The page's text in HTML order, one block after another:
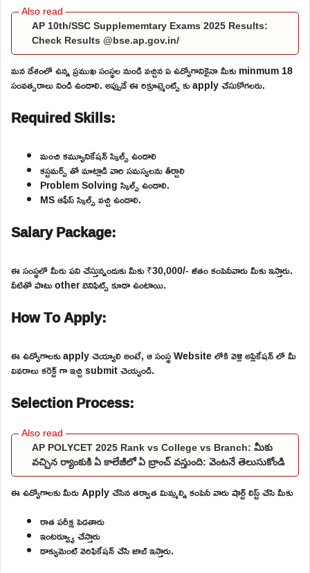
AP 10th/SSC Supplememtary Exams 2025 Results:
Check Results @bse.ap.gov.in/
మన దేశంలో ఉన్న ప్రముఖ సంస్థల నుండి వచ్చిన ఏ ఉద్యోగానికైనా మీకు minmum 18
సంవత్సరాలు నిండి ఉండాలి. అప్పుడే ఈ రిక్రూట్మెంట్స్ కు apply చేసుకోగలరు.
Required Skills:
మంచి కమ్యూనికేషన్ స్కిల్స్ ఉండాలి
కస్టమర్స్ తో మాట్లాడి వారి సమస్యలను తీర్చాలి
Problem Solving స్కిల్స్ ఉండాలి.
MS ఆఫీస్ స్కిల్స్ వచ్చి ఉండాలి.
Salary Package:
ఈ సంస్థలో మీరు పని చేస్తున్నందుకు మీకు ₹30,000/- జీతం కంపెనీవారు మీకు ఇస్తారు.
వీటితో పాటు other బెనిఫిట్స్ కూడా ఉంటాయి.
How To Apply:
ఈ ఉద్యోగాలకు apply చెయ్యాలి అంటే, ఆ సంస్థ Website లోకి వెళ్లి అప్లికేషన్ లో మీ
వివరాలు కరెక్ట్ గా ఇచ్చి submit చెయ్యండి.
Selection Process:
AP POLYCET 2025 Rank vs College vs Branch: మీకు
వచ్చిన ర్యాంకుకి ఏ కాలేజీలో ఏ బ్రాంచ్ వస్తుంది: వెంటనే తెలుసుకోండి
ఈ ఉద్యోగాలకు మీరు Apply చేసిన తర్వాత మిమ్మల్ని కంపెనీ వారు షార్ట్ లిస్ట్ చేసి మీకు
రాత పరీక్ష పెడతారు
ఇంటర్వ్యూ చేస్తారు
డాక్యుమెంట్ వెరిఫికేషన్ చేసి జాబ్ ఇస్తారు.